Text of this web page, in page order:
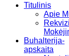
Titulinis
Apie
Buhalterija-
apskaita